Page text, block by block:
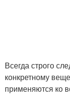
Всегда строго
конкретному
применяются ко